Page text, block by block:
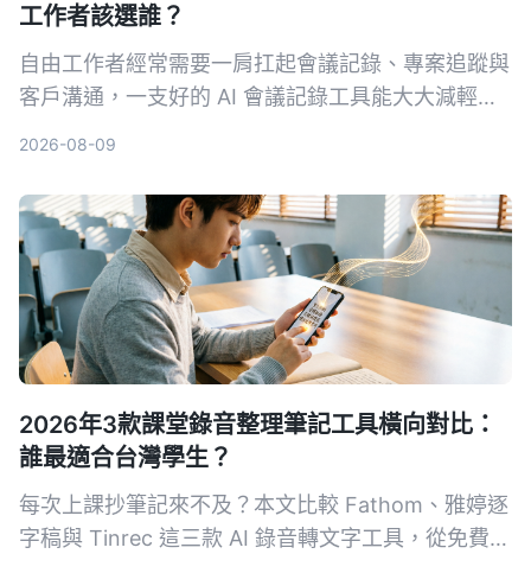
工作者該選誰？
自由工作者經常需要一肩扛起會議記錄、專案追蹤與
客戶溝通，一支好的 AI 會議記錄工具能大大減輕負
與 Otter.ai，幫助你找到最適合接案者的會議記錄幫
手。
2026-08-09
2026年3款課堂錄音整理筆記工具橫向對比：
誰最適合台灣學生？
每次上課抄筆記來不及？本文比較 Fathom、雅婷逐
字稿與 Tinrec 這三款 AI 錄音轉文字工具，從免費額